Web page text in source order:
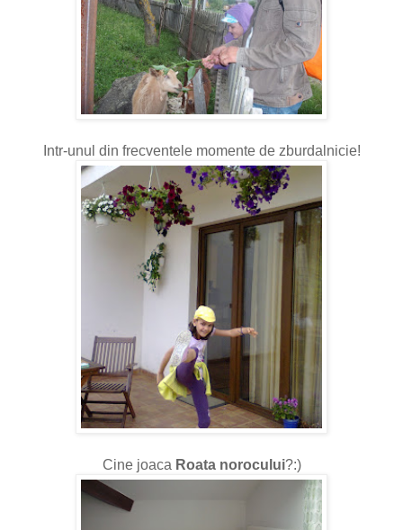
Intr-unul din frecventele momente de zburdalnicie!
Cine joaca Roata norocului?:)